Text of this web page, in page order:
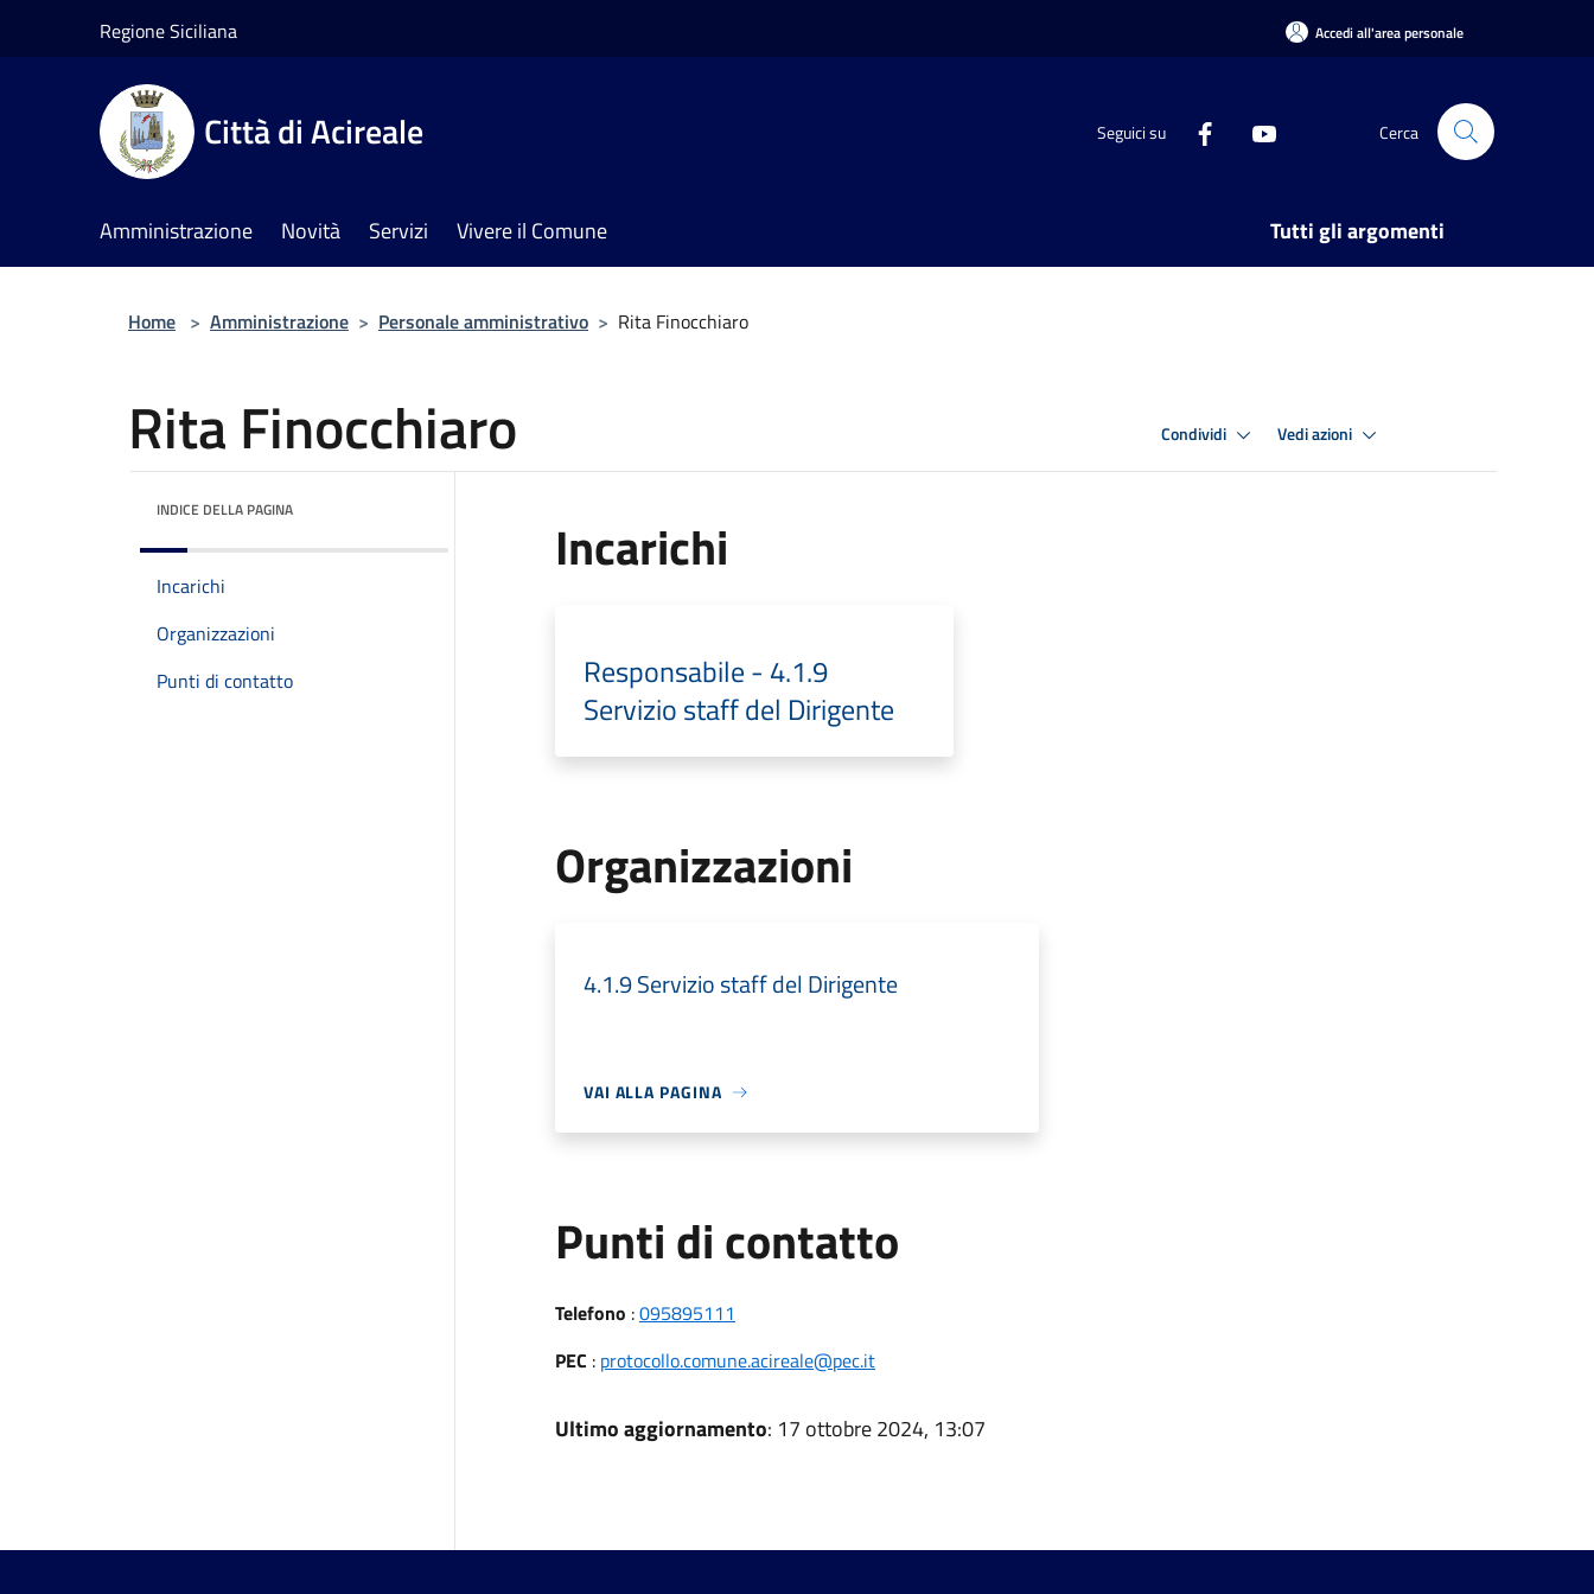
Regione Siciliana Accedi all'area personale
Città di Acireale Seguici su Cerca
Amministrazione Novità Servizi Vivere il Comune Tutti gli argomenti
Home > Amministrazione > Personale amministrativo > Rita Finocchiaro
Rita Finocchiaro Condividi Vedi azioni
INDICE DELLA PAGINA
Incarichi
Organizzazioni
Punti di contatto
Incarichi
Responsabile - 4.1.9
Servizio staff del Dirigente
Organizzazioni
4.1.9 Servizio staff del Dirigente
VAI ALLA PAGINA
Punti di contatto
Telefono :095895111
PEC : protocollo.comune.acireale@pec.it
Ultimo aggiornamento: 17 ottobre 2024, 13:07